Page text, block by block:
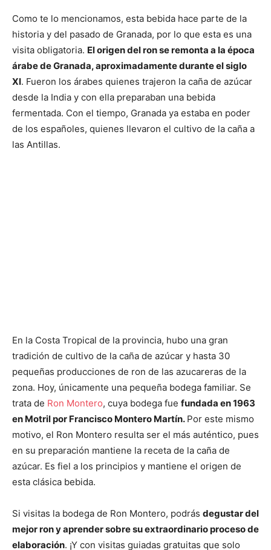
Como te lo mencionamos, esta bebida hace parte de la
historia y del pasado de Granada, por lo que esta es una
visita obligatoria. El origen del ron se remonta a la época
árabe de Granada, aproximadamente durante el siglo
XI. Fueron los árabes quienes trajeron la caña de azúcar
desde la India y con ella preparaban una bebida
fermentada. Con el tiempo, Granada ya estaba en poder
de los españoles, quienes llevaron el cultivo de la caña a
las Antillas.
En la Costa Tropical de la provincia, hubo una gran
tradición de cultivo de la caña de azúcar y hasta 30
pequeñas producciones de ron de las azucareras de la
zona. Hoy, únicamente una pequeña bodega familiar. Se
trata de Ron Montero, cuya bodega fue fundada en 1963
en Motril por Francisco Montero Martín. Por este mismo
motivo, el Ron Montero resulta ser el más auténtico, pues
en su preparación mantiene la receta de la caña de
azúcar. Es fiel a los principios y mantiene el origen de
esta clásica bebida.
Si visitas la bodega de Ron Montero, podrás degustar del
mejor ron y aprender sobre su extraordinario proceso de
elaboración. ¡Y con visitas guiadas gratuitas que solo